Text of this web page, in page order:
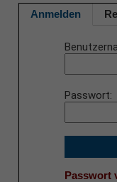
Anmelden
Passwort
Passwort